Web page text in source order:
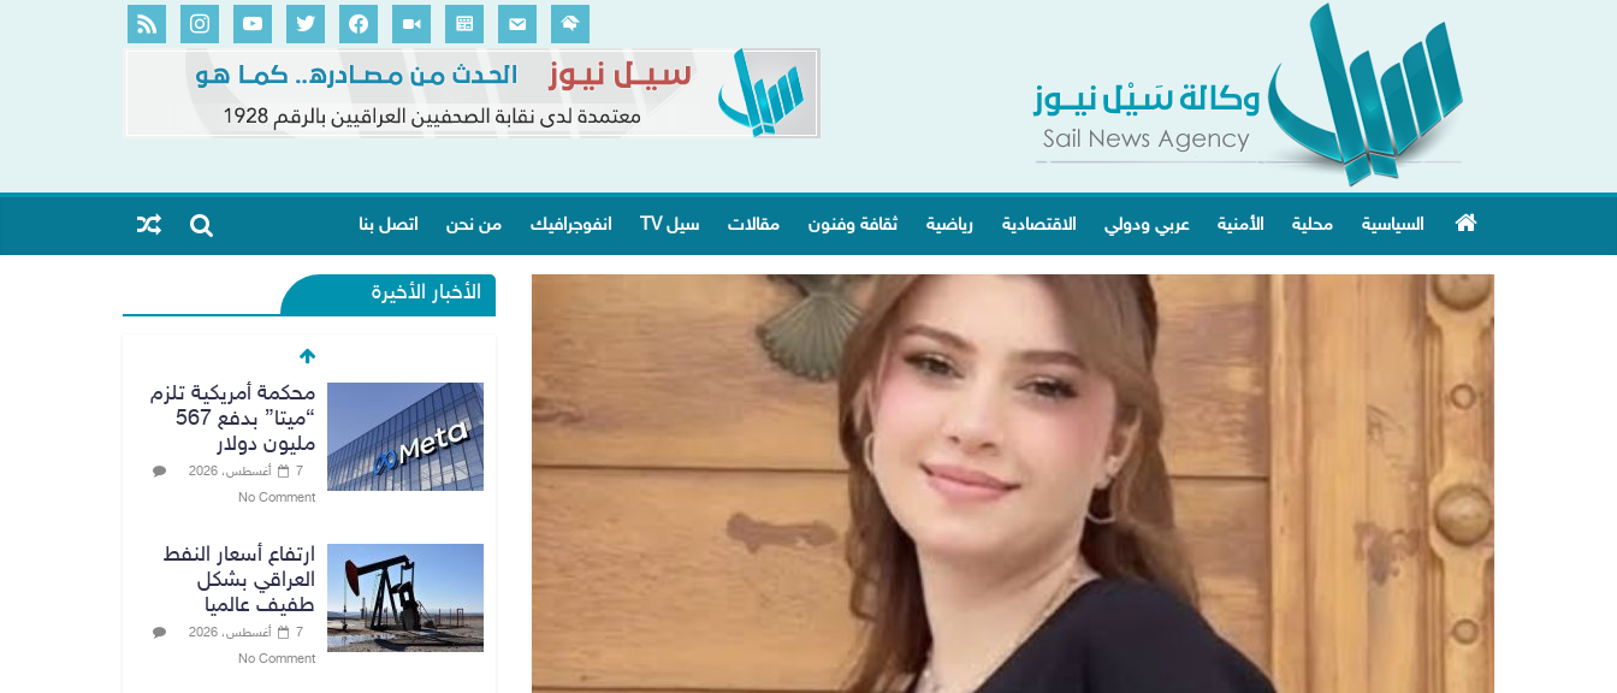
السياسية محلية الأمنية عربي ودولي الاقتصادية رياضية ثقافة وفنون مقالات سيل TV انفوجرافيك من نحن اتصل بنا
الأخبار الأخيرة
محكمة أمريكية تلزم
“ميتا” بدفع 567
مليون دولار
7 أغسطس، 2026
No Comment
ارتفاع أسعار النفط
العراقي بشكل
طفيف عالميا
7 أغسطس، 2026
No Comment